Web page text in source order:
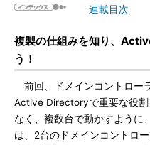
連載目次
複製の仕組みを知り、
う！
前回、ドメインコントロー
Active Directoryで重要な役
なく、複数台で動かすように
は、2台のドメインコントロ